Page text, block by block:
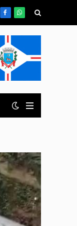
FacebookWhatsApp